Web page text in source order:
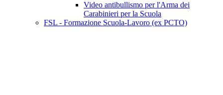
Video antibullismo per l'Arma dei
Carabinieri per la Scuola
FSL - Formazione Scuola-Lavoro (ex PCTO)